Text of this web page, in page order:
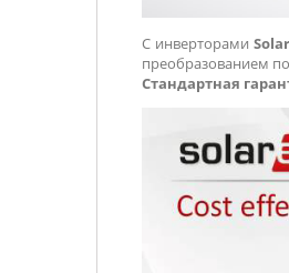
С инверторами
преобразованием
Стандартная